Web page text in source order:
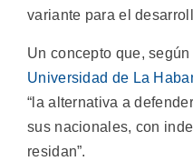
variante para el
Un concepto que,
Universidad de La
“la alternativa a
sus nacionales, con
residan”.